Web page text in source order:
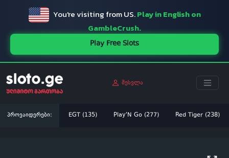
You're visiting from US.Play in English on
GambleCrush.
Play Free Slots
შესვლა
პროვაიდერები: EGT (135) Play'N Go (277) Red Tiger (238)